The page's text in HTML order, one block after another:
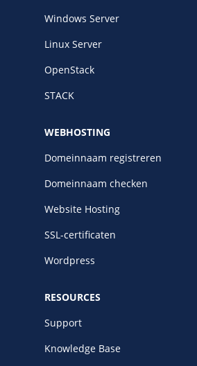
Windows Server
Linux Server
OpenStack
STACK
WEBHOSTING
Domeinnaam registreren
Domeinnaam checken
Website Hosting
SSL-certificaten
Wordpress
RESOURCES
Support
Knowledge Base